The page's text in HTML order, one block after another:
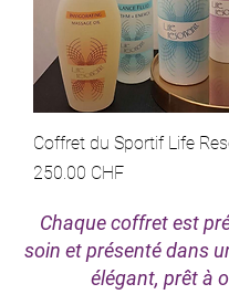
Coffret du Sportif Life
Prix
250.00 CHF
Chaque coffret est
soin et présenté dans
élégant, prêt à